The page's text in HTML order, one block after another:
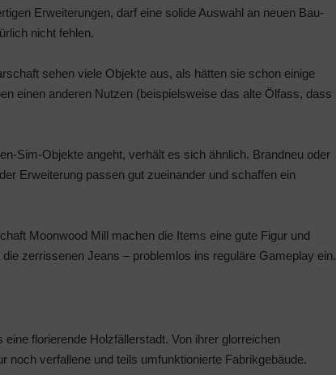
Erweiterungen, darf eine solide Auswahl an neuen Bau-
nicht fehlen.
sehen viele Objekte aus, als hätten sie schon einige
einen anderen Nutzen (beispielsweise das alte Ölfass, dass
Sim-Objekte angeht, verhält es sich ähnlich. Brandneu oder
Erweiterung passen gut zueinander und schaffen ein
Moonwood Mill machen die Items eine gute Figur und
zerrissenen Jeans – problemlos ins reguläre Gameplay ein.
florierende Holzfällerstadt. Von ihrer glorreichen
noch verfallene und teils umfunktionierte Fabrikgebäude.